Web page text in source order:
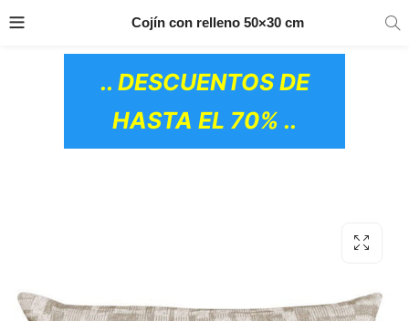
PRODUCTOS
.. DESCUENTOS DE
HASTA EL 70% ..
Cojín con relleno 50×30 cm